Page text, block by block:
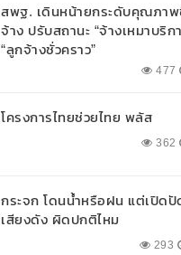
สพฐ. เดินหน้ายกระดับคุณภา
จ้าง ปรับสถานะ “จ้างเหมาบริก
“ลูกจ้างชั่วคราว”
477
โครงการไทยช่วยไทย พลัส
362
กระจก โดนน้ำหรือฝน แต่เปิด
เสียงดัง ผิดปกติไหม
293